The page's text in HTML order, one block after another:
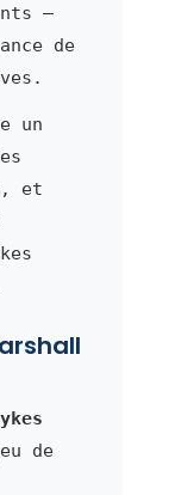
—
de
un
et
de